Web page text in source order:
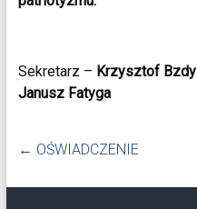
Sekretarz – Krzysztof Bzdyl
Janusz Fatyga
← OŚWIADCZENIE